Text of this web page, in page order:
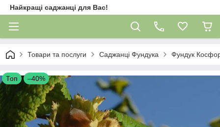
Найкращі саджанці для Вас!
Товари та послуги Саджанці Фундука Фундук
Топ –40%